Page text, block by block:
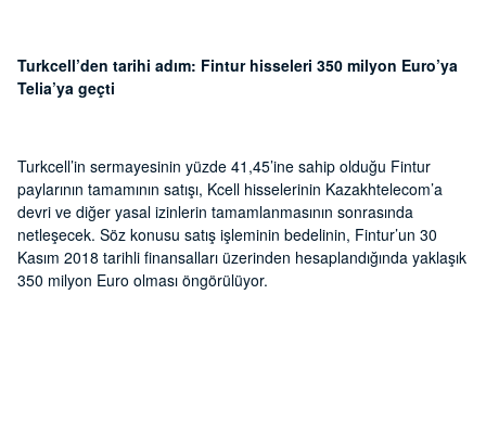
Turkcell’den tarihi adım: Fintur hisseleri 350 milyon Euro’ya
Telia’ya geçti
Turkcell’in sermayesinin yüzde 41,45’ine sahip olduğu Fintur
paylarının tamamının satışı, Kcell hisselerinin Kazakhtelecom’a
devri ve diğer yasal izinlerin tamamlanmasının sonrasında
netleşecek. Söz konusu satış işleminin bedelinin, Fintur’un 30
Kasım 2018 tarihli finansalları üzerinden hesaplandığında yaklaşık
350 milyon Euro olması öngörülüyor.